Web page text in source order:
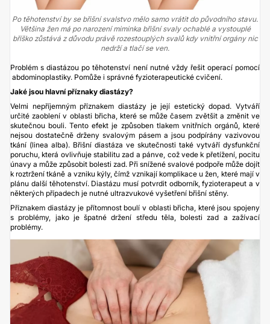
Po těhotenství by se břišní svalstvo mělo samo vrátit do původního stavu.
Většina žen má po narození miminka břišní svaly ochablé a vystouplé
bříško zůstává z důvodu právě rozestouplých svalů kdy vnitřní orgány nic
nedrží a tlačí se ven.
Problém s diastázou po těhotenství není nutné vždy řešit operací pomocí
abdominoplastiky. Pomůže i správné fyzioterapeutické cvičení.
Jaké jsou hlavní příznaky diastázy?
Velmi nepříjemným příznakem diastázy je její estetický dopad. Vytváří
určité zaoblení v oblasti břicha, které se může časem zvětšit a změnit ve
skutečnou bouli. Tento efekt je způsoben tlakem vnitřních orgánů, které
nejsou dostatečně drženy svalovým pásem a jsou podpírány vazivovou
tkání (linea alba). Břišní diastáza ve skutečnosti také vytváří dysfunkční
poruchu, která ovlivňuje stabilitu zad a pánve, což vede k přetížení, pocitu
únavy a může způsobit bolesti zad. Při snížené svalové podpoře může dojít
k roztržení tkáně a vzniku kýly, čímž vznikají komplikace u žen, které mají v
plánu další těhotenství. Diastázu musí potvrdit odborník, fyzioterapeut a v
některých případech je nutné ultrazvukové vyšetření břišní stěny.
Příznakem diastázy je přítomnost boulí v oblasti břicha, které jsou spojeny
s problémy, jako je špatné držení středu těla, bolesti zad a zažívací
problémy.